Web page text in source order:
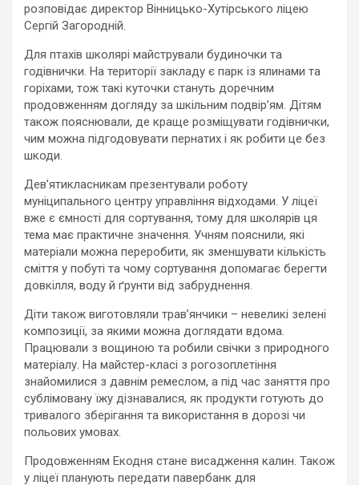
розповідає директор Вінницько-Хутірського ліцею
Сергій Загородній.
Для птахів школярі майстрували будиночки та
годівнички. На території закладу є парк із ялинами та
горіхами, тож такі куточки стануть доречним
продовженням догляду за шкільним подвір’ям. Дітям
також пояснювали, де краще розміщувати годівнички,
чим можна підгодовувати пернатих і як робити це без
шкоди.
Дев’ятикласникам презентували роботу
муніципального центру управління відходами. У ліцеї
вже є ємності для сортування, тому для школярів ця
тема має практичне значення. Учням пояснили, які
матеріали можна переробити, як зменшувати кількість
сміття у побуті та чому сортування допомагає берегти
довкілля, воду й ґрунти від забруднення.
Діти також виготовляли трав’янчики – невеликі зелені
композиції, за якими можна доглядати вдома.
Працювали з вощиною та робили свічки з природного
матеріалу. На майстер-класі з рогозоплетіння
знайомилися з давнім ремеслом, а під час заняття про
сублімовану їжу дізнавалися, як продукти готують до
тривалого зберігання та використання в дорозі чи
польових умовах.
Продовженням Екодня стане висадження калин. Також
у ліцеї планують передати павербанк для